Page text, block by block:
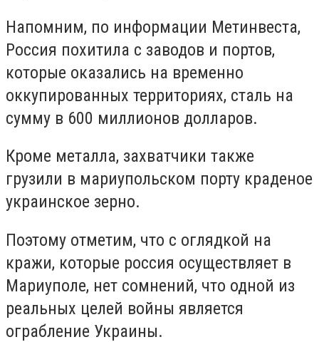
Напомним, по информации Метинвеста,
Россия похитила с заводов и портов,
которые оказались на временно
оккупированных территориях, сталь на
сумму в 600 миллионов долларов.
Кроме металла, захватчики также
грузили в мариупольском порту краденое
украинское зерно.
Поэтому отметим, что с оглядкой на
кражи, которые россия осуществляет в
Мариуполе, нет сомнений, что одной из
реальных целей войны является
ограбление Украины.